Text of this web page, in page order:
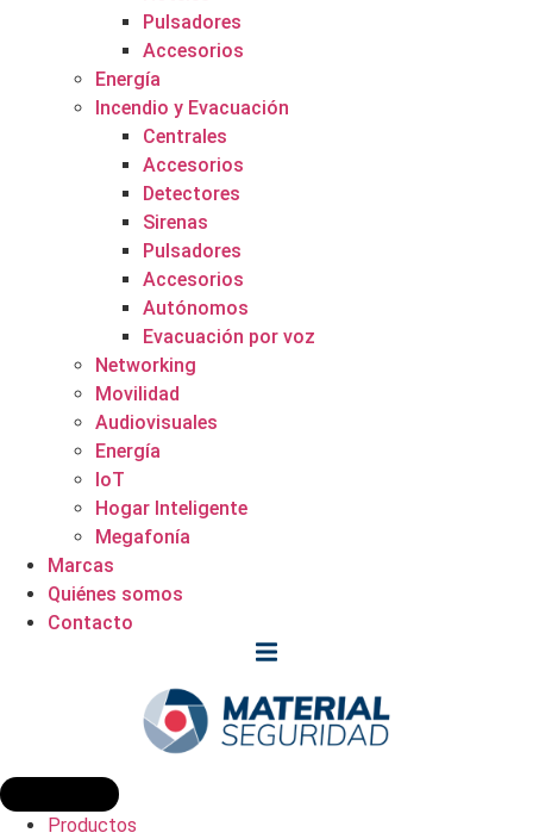
Pulsadores
Accesorios
Energía
Incendio y Evacuación
Centrales
Accesorios
Detectores
Sirenas
Pulsadores
Accesorios
Autónomos
Evacuación por voz
Networking
Movilidad
Audiovisuales
Energía
IoT
Hogar Inteligente
Megafonía
Marcas
Quiénes somos
Contacto
Productos